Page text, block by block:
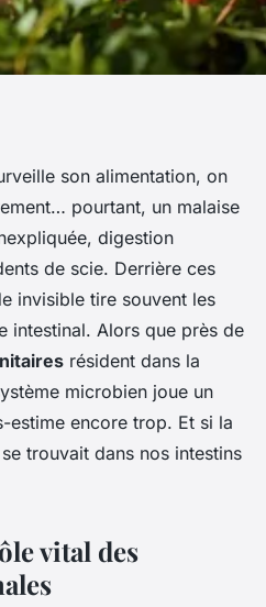
pour
de lecture
son alimentation, on
pourtant, un malaise
digestion
de scie. Derrière ces
invisible tire souvent les
intestinal. Alors que près de
résident dans la
microbien joue un
estime encore trop. Et si la
trouvait dans nos intestins
vital des